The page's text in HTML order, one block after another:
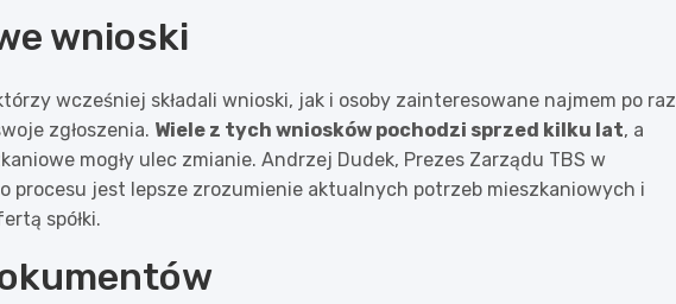
wnioski
wcześniej składali wnioski, jak i osoby zainteresowane najmem po raz
zgłoszenia. Wiele z tych wniosków pochodzi sprzed kilku lat, a
mogły ulec zmianie. Andrzej Dudek, Prezes Zarządu TBS w
procesu jest lepsze zrozumienie aktualnych potrzeb mieszkaniowych i
spółki.